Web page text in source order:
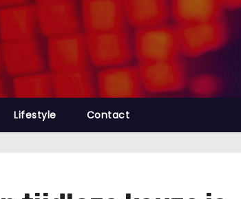
Lifestyle Contact